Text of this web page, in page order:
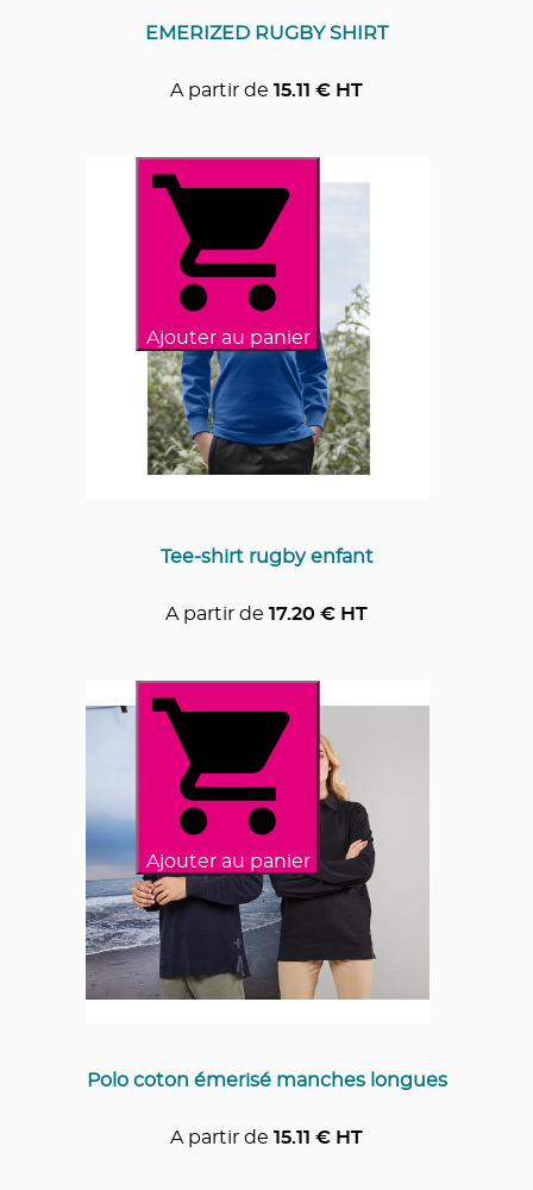
EMERIZED RUGBY SHIRT
A partir de 15.11 € HT
Ajouter au panier
Tee-shirt rugby enfant
A partir de 17.20 € HT
Ajouter au panier
Polo coton émerisé manches longues
A partir de 15.11 € HT